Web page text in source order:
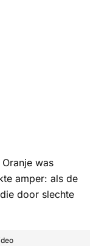
was
amper: als de
door slechte